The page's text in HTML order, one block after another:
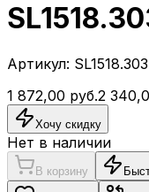
Артикул:
1 872,00 руб.2
Хочу скидку
Нет в наличии
В корзину